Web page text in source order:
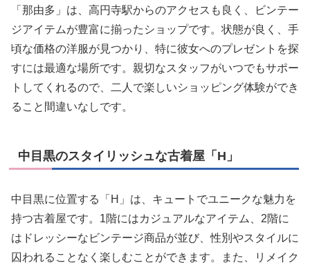
「那由多」は、高円寺駅からのアクセスも良く、ビンテー
ジアイテムが豊富に揃ったショップです。状態が良く、手
頃な価格の洋服が見つかり、特に彼女へのプレゼントを探
すには最適な場所です。親切なスタッフがいつでもサポー
トしてくれるので、二人で楽しいショッピング体験ができ
ること間違いなしです。
中目黒のスタイリッシュな古着屋「H」
中目黒に位置する「H」は、キュートでユニークな魅力を
持つ古着屋です。1階にはカジュアルなアイテム、2階に
はドレッシーなビンテージ商品が並び、性別やスタイルに
囚われることなく楽しむことができます。また、リメイク